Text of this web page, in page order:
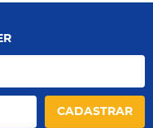
CADASTRAR